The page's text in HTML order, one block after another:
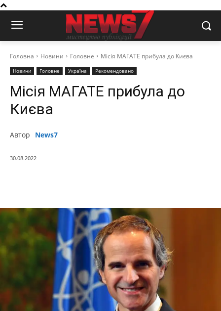
Головна Новини Головне Місія МАГАТЕ прибула до Києва
Новини Головне Україна Рекомендовано
Місія МАГАТЕ прибула до
Києва
Автор News7
30.08.2022